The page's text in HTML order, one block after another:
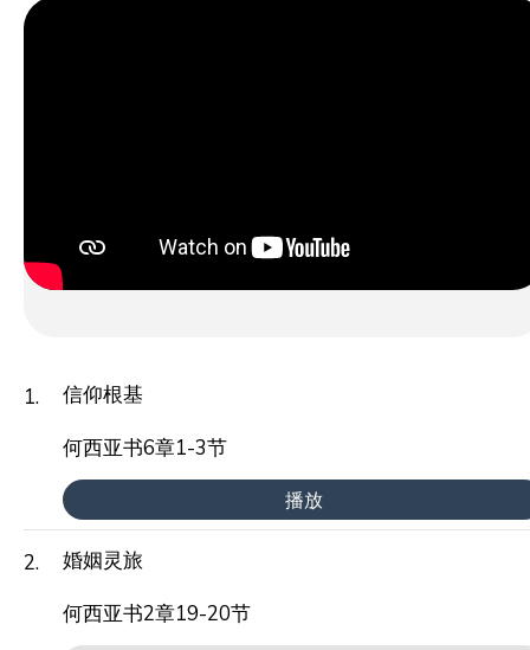
1.
信仰根基
何西亚书6章1-3节
播放
2.
婚姻灵旅
何西亚书2章19-20节